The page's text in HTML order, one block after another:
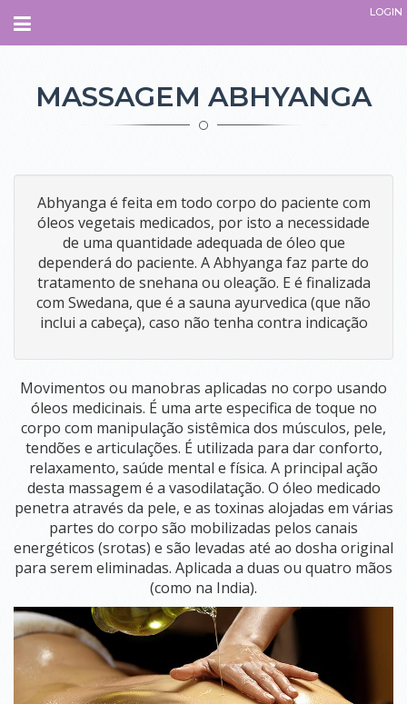
Navegação
LOGIN
PARCEIROS
ADMINISTRATIVO
INSTRUTORES
TERAPEUTAS
PROFESSORES
CURSOS
EVENTOS
CURSOS DE FORMAÇÃO
RETIRO
PARA
MULHERES
UBATUBA
RETIRO ESPECIALIDADE E SAÚDE DA MULHER
RETIRO AUTOCUIDADO
RETIRO MENOPAUSA
RETIRO SAÚDE MENTAL
DETOX PARA MULHERES (PANCHAKARMA)
WORKSHOPS E OFICINAS
OFICINA PRESECIAL DE YOGATERAPIA HORMONAL
MASSAGEM ABHYANGA
Abhyanga é feita em todo corpo do paciente com
óleos vegetais medicados, por isto a necessidade
de uma quantidade adequada de óleo que
dependerá do paciente. A Abhyanga faz parte do
tratamento de snehana ou oleação. E é finalizada
com Swedana, que é a sauna ayurvedica (que não
inclui a cabeça), caso não tenha contra indicação
Movimentos ou manobras aplicadas no corpo usando
óleos medicinais. É uma arte especifica de toque no
corpo com manipulação sistêmica dos músculos, pele,
tendões e articulações. É utilizada para dar conforto,
relaxamento, saúde mental e física. A principal ação
desta massagem é a vasodilatação. O óleo medicado
penetra através da pele, e as toxinas alojadas em várias
partes do corpo são mobilizadas pelos canais
energéticos (srotas) e são levadas até ao dosha original
para serem eliminadas. Aplicada a duas ou quatro mãos
(como na India).